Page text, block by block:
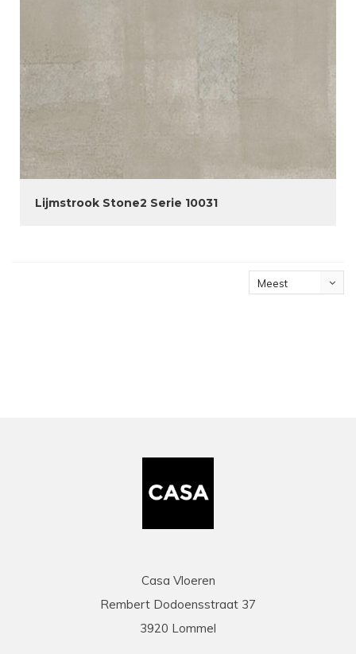
Lijmstrook Stone2 Serie 10031
Meest
Casa Vloeren
Rembert Dodoensstraat 37
3920 Lommel